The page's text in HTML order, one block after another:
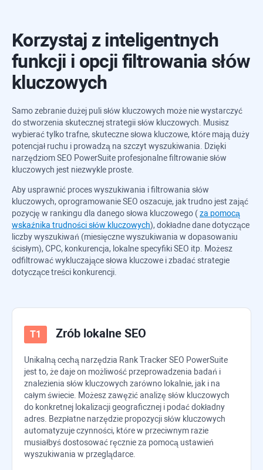
Korzystaj z inteligentnych
funkcji i opcji filtrowania słów
kluczowych
Samo zebranie dużej puli słów kluczowych może nie wystarczyć
do stworzenia skutecznej strategii słów kluczowych. Musisz
wybierać tylko trafne, skuteczne słowa kluczowe, które mają duży
potencjał ruchu i prowadzą na szczyt wyszukiwania. Dzięki
narzędziomSEO PowerSuite profesjonalne filtrowanie słów
kluczowych jest niezwykle proste.
Aby usprawnić proces wyszukiwania i filtrowania słów
kluczowych, oprogramowanie SEO oszacuje, jak trudno jest zająć
pozycję w rankingu dla danego słowa kluczowego (za pomocą
wskaźnika trudności słów kluczowych), dokładne dane dotyczące
liczby wyszukiwań (miesięczne wyszukiwania w dopasowaniu
ścisłym), CPC, konkurencja, lokalne specyfiki SEO itp. Możesz
odfiltrować wykluczające słowa kluczowe i zbadać strategie
dotyczące treści konkurencji.
Zrób lokalne SEO
Unikalną cechą narzędzia Rank TrackerSEO PowerSuite
jest to, że daje on możliwość przeprowadzenia badań i
znalezienia słów kluczowych zarówno lokalnie, jak i na
całym świecie. Możesz zawęzić analizę słów kluczowych
do konkretnej lokalizacji geograficznej i podać dokładny
adres. Bezpłatne narzędzie propozycji słów kluczowych
automatyzuje czynności, które w przeciwnym razie
musiałbyś dostosować ręcznie za pomocą ustawień
wyszukiwania w przeglądarce.